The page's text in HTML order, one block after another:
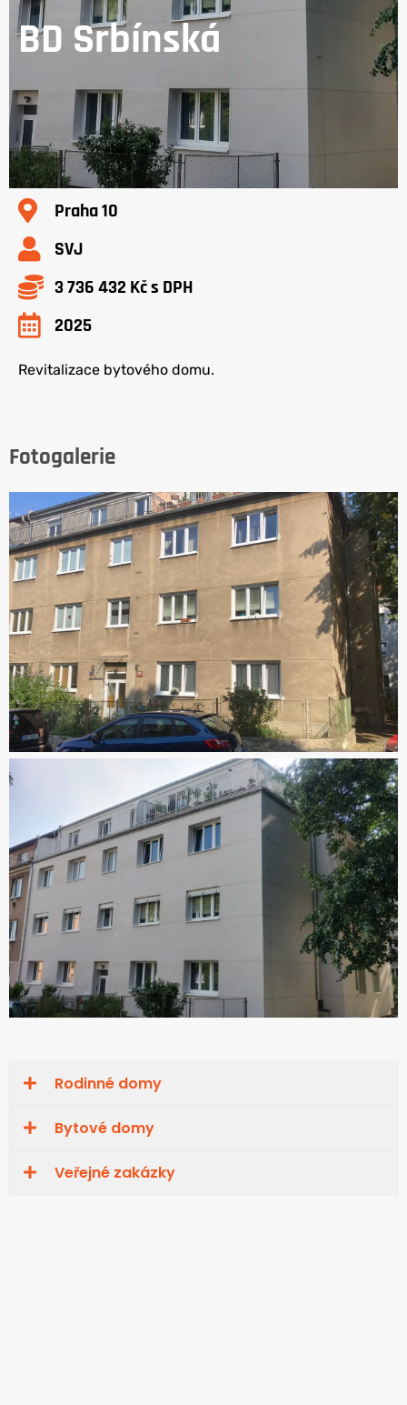
BD Srbínská
Praha 10
SVJ
3 736 432 Kč s DPH
2025
Revitalizace bytového domu.
Fotogalerie
Rodinné domy
Bytové domy
Veřejné zakázky